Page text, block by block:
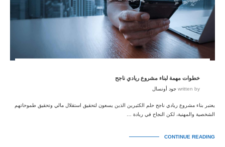
خطوات مهمة لبناء مشروع ريادي ناجح
written by جود أونسال
يعتبر بناء مشروع ريادي ناجح حلم الكثيرين الذين يسعون لتحقيق استقلال مالي وتحقيق طموحاتهم
الشخصية والمهنية، لكن النجاح في ريادة …
CONTINUE READING